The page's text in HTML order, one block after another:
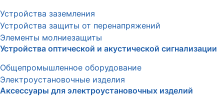
Устройства заземления
Устройства защиты от перенапряжений
Элементы молниезащиты
Устройства оптической и акустической сигнализации
Общепромышленное оборудование
Электроустановочные изделия
Аксессуары для электроустановочных изделий